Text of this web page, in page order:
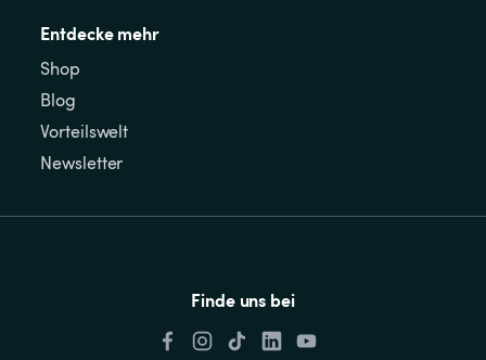
Entdecke mehr
Shop
Blog
Vorteilswelt
Newsletter
Finde uns bei